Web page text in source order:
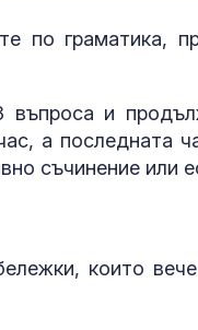
по граматика,
въпроса и
а последната
съчинение или
които